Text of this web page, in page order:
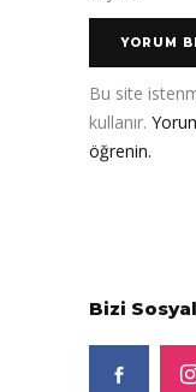
Bu site
kullanır.
öğrenin.
Bizi